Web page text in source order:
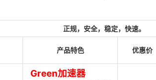
正规，安全，稳定，快速。
产品特色 优惠价
Green加速器